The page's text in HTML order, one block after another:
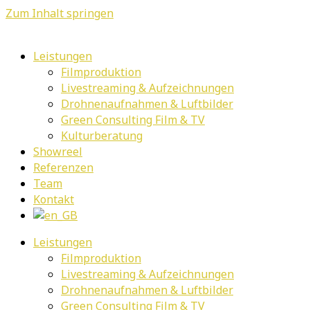
Zum Inhalt springen
Leistungen
Filmproduktion
Livestreaming & Aufzeichnungen
Drohnenaufnahmen & Luftbilder
Green Consulting Film & TV
Kulturberatung
Showreel
Referenzen
Team
Kontakt
Leistungen
Filmproduktion
Livestreaming & Aufzeichnungen
Drohnenaufnahmen & Luftbilder
Green Consulting Film & TV